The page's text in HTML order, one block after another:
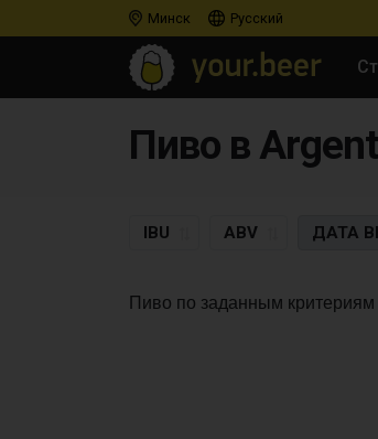
Минск Русский
Пиво в
IBU ABV ДАТА
Пиво по заданным